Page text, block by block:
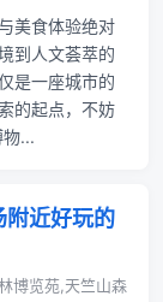
美食体验绝对
到人文荟萃的
是一座城市的
的起点，不妨
...
附近好玩的
博览苑,天竺山森